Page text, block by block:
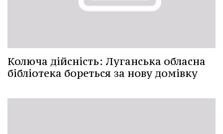
Колюча дійсність: Луганська обласна
бібліотека бореться за нову домівку